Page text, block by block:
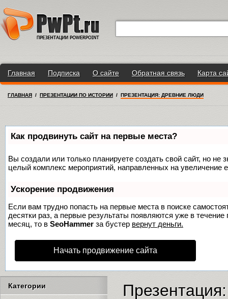
Главная Подписка О сайте Обратная связь Карта
ГЛАВНАЯ / ПРЕЗЕНТАЦИИ ПО ИСТОРИИ / ПРЕЗЕНТАЦИЯ: ДРЕВНИЕ ЛЮДИ
Как продвинуть сайт на первые места?
Вы создали или только планируете создать свой сайт, но не
целый комплекс мероприятий, направленных на увеличение
Ускорение продвижения
Если вам трудно попасть на первые места в поиске
десятки раз, а первые результаты появляются уже в
месяц, то в SeoHammer за бустер вернут деньги.
Начать продвижение сайта
Категории